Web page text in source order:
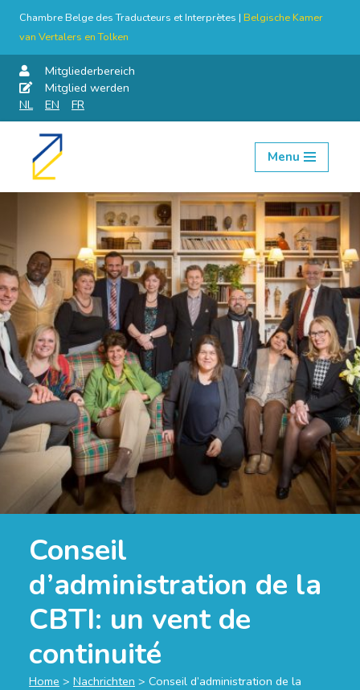
Chambre Belge des Traducteurs et Interprètes | Belgische Kamer
van Vertalers en Tolken
Mitgliederbereich
Mitglied werden
NL
EN FR
Skip
Menu
Conseil
d’administration de la
CBTI: un vent de
continuité
Home > Nachrichten > Conseil d’administration de la